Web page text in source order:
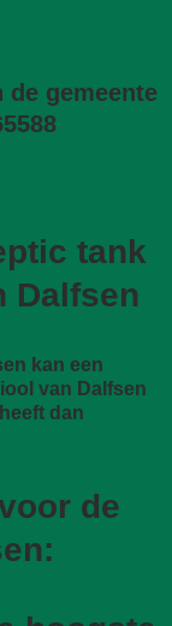
de gemeente
tank
Dalfsen
kan een
van Dalfsen
dan
de